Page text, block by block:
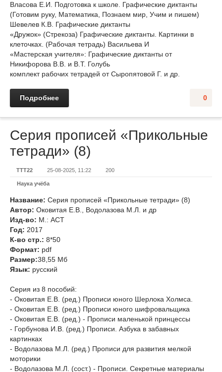
Власова Е.И. Подготовка к школе. Графические диктанты
(Готовим руку, Математика, Познаем мир, Учим и пишем)
Шевелев К.В. Графические диктанты
«Дружок» (Стрекоза) Графические диктанты. Картинки в
клеточках. (Рабочая тетрадь) Васильева И
«Мастерская учителя»: Графические диктанты от
Никифорова В.В. и В.Т. Голубь
комплект рабочих тетрадей от Сыропятовой Г. и др.
0
Подробнее
Серия прописей «Прикольные
тетради» (8)
TTT22 25-08-2025, 11:22 200
Наука учёба
Название: Серия прописей «Прикольные тетради» (8)
Автор: Оковитая Е.В., Водолазова М.Л. и др
Изд-во: М.: АСТ
Год: 2017
К-во стр.: 8*50
Формат: pdf
Размер:38,55 Мб
Язык: русский
Серия из 8 пособий:
- Оковитая Е.В. (ред.) Прописи юного Шерлока Холмса.
- Оковитая Е.В. (ред.) Прописи юного шифровальщика
- Оковитая Е.В. (ред.) - Прописи маленькой принцессы
- Горбунова И.В. (ред.) Прописи. Азбука в забавных
картинках
- Водолазова М.Л. (ред.) Прописи для развития мелкой
моторики
- Водолазова М.Л. (сост.) - Прописи. Секретные материалы